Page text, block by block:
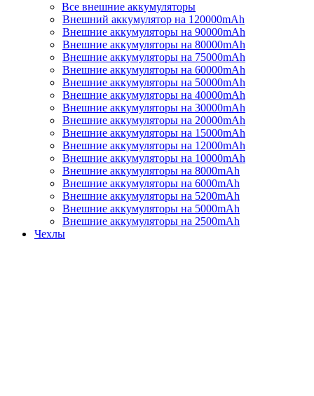
Все внешние аккумуляторы
Внешний аккумулятор на 120000mAh
Внешние аккумуляторы на 90000mAh
Внешние аккумуляторы на 80000mAh
Внешние аккумуляторы на 75000mAh
Внешние аккумуляторы на 60000mAh
Внешние аккумуляторы на 50000mAh
Внешние аккумуляторы на 40000mAh
Внешние аккумуляторы на 30000mAh
Внешние аккумуляторы на 20000mAh
Внешние аккумуляторы на 15000mAh
Внешние аккумуляторы на 12000mAh
Внешние аккумуляторы на 10000mAh
Внешние аккумуляторы на 8000mAh
Внешние аккумуляторы на 6000mAh
Внешние аккумуляторы на 5200mAh
Внешние аккумуляторы на 5000mAh
Внешние аккумуляторы на 2500mAh
Чехлы